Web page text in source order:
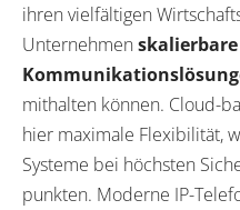
ihren vielfältigen
Unternehmenskalierbare
mithalten können. Cloud-
hier maximale Flexibilität,
Systeme bei höchsten
punkten. Moderne IP-